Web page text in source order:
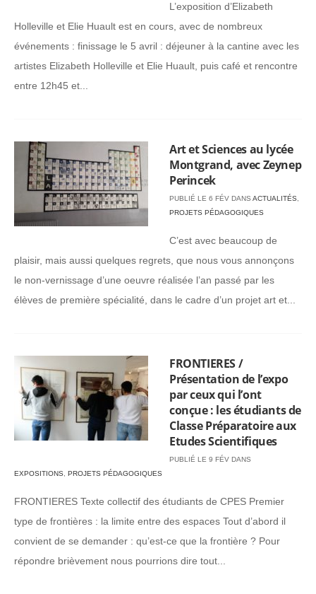
L’exposition d’Elizabeth
Holleville et Elie Huault est en cours, avec de nombreux
événements : finissage le 5 avril : déjeuner à la cantine avec les
artistes Elizabeth Holleville et Elie Huault, puis café et rencontre
entre 12h45 et...
Art et Sciences au lycée
Montgrand, avec Zeynep
Perincek
PUBLIÉ LE 6 FÉV DANS ACTUALITÉS
PROJETS PÉDAGOGIQUES
C’est avec beaucoup de
plaisir, mais aussi quelques regrets, que nous vous annonçons
le non-vernissage d’une oeuvre réalisée l’an passé par les
élèves de première spécialité, dans le cadre d’un projet art et...
FRONTIERES /
Présentation de l’expo
par ceux qui l’ont
conçue : les étudiants de
Classe Préparatoire aux
Etudes Scientifiques
PUBLIÉ LE 9 FÉV DANS
EXPOSITIONS
PROJETS PÉDAGOGIQUES
FRONTIERES Texte collectif des étudiants de CPES Premier
type de frontières : la limite entre des espaces Tout d’abord il
convient de se demander : qu’est-ce que la frontière ? Pour
répondre brièvement nous pourrions dire tout...